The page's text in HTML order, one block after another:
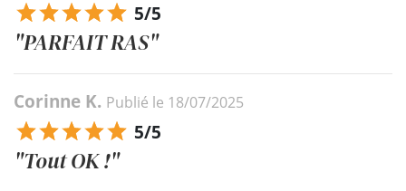
5/5
"PARFAIT RAS"
Corinne K. Publié le 18/07/2025
5/5
"Tout OK !"